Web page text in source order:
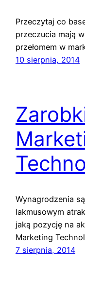
Przeczytaj co
przeczucia mają
przełomem w
10 sierpnia, 2014
Wynagrodzenia
lakmusowym
jaką pozycję na
Marketing
7 sierpnia, 2014